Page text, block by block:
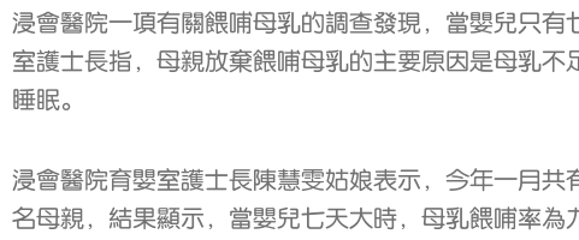
浸會醫院一項有關餵哺母乳的調查發現，當嬰兒只
室護士長指，母親放棄餵哺母乳的主要原因是母乳
睡眠。
浸會醫院育嬰室護士長陳慧雯姑娘表示，今年一月
名母親，結果顯示，當嬰兒七天大時，母乳餵哺率